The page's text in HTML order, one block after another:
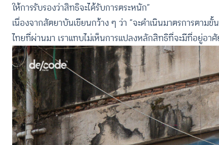
ให้การรับรองว่าสิทธิจะได้รับการตระหนัก”
เนื่องจากสัตยาบันเขียนกว้าง ๆ ว่า “จะดำเนินมาตรการตา
ไทยที่ผ่านมา เราแทบไม่เห็นการแปลงหลักสิทธิที่จะมีที่อยู่อ